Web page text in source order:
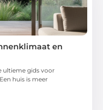
en
ultieme gids voor
huis is meer